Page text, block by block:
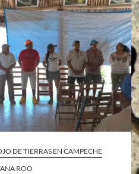
DE TIERRAS EN CAMPECHE
ROO